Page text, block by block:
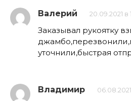
Валерий 20.09.2021 в
Заказывал рукоятку
уточнили,быстрая
Владимир